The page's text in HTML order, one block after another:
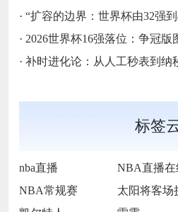
· “扩容的边界：世界杯由32强到48
· 2026世界杯16强落位：争冠版
· 补时进化论：从人工秒表到纳秒时代
标签
nba直播
NBA常规赛